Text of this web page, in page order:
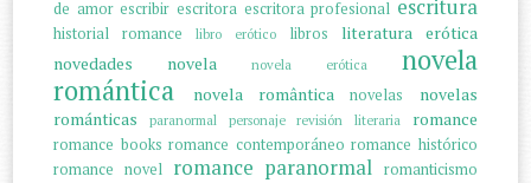
de amor escribir escritora escritora profesional escritura
historial romance libro erótico libros
literatura erótica
novedades
novela novela erótica
novela
romántica
novela romântica novelas
novelas
románticas
paranormal personaje revisión literaria romance
romance books romance contemporáneo romance histórico
romance novel romance paranormal romanticismo